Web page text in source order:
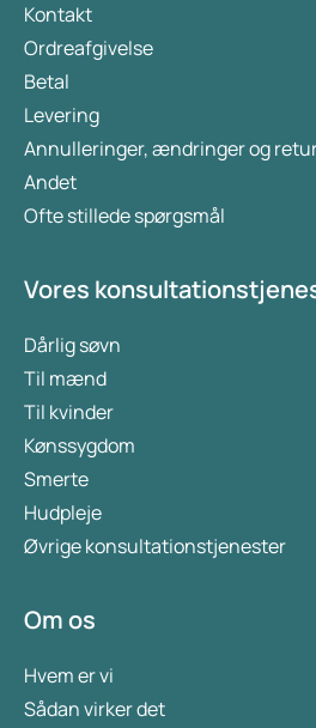
Kontakt
Ordreafgivelse
Betal
Levering
Annulleringer, ændringer og
Andet
Ofte stillede spørgsmål
Vores
Dårlig søvn
Til mænd
Til kvinder
Kønssygdom
Smerte
Hudpleje
Øvrige konsultationstjenester
Om os
Hvem er vi
Sådan virker det